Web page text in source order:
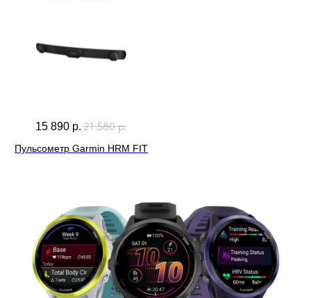
15 890 р. 21 580 р.
Пульсометр Garmin HRM FIT